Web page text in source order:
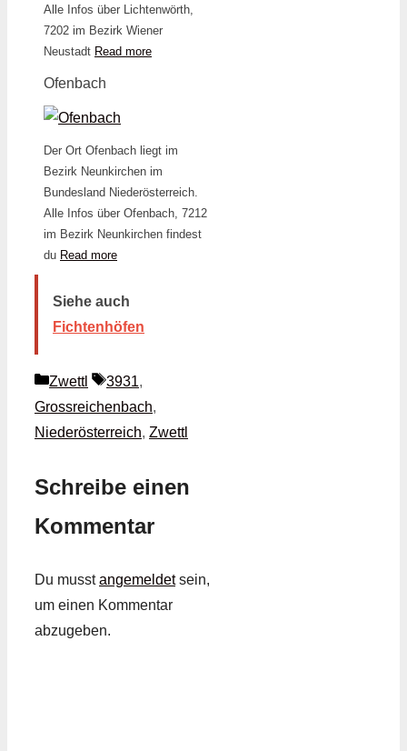
Alle Infos über Lichtenwörth,
7202 im Bezirk Wiener
Neustadt Read more
Ofenbach
Der Ort Ofenbach liegt im
Bezirk Neunkirchen im
Bundesland Niederösterreich.
Alle Infos über Ofenbach, 7212
im Bezirk Neunkirchen findest
du Read more
Siehe auch
Fichtenhöfen
Kategorien
Zwettl Schlagwörter
3931,
Grossreichenbach,
Niederösterreich, Zwettl
Schreibe einen
Kommentar
Du musstangemeldetsein,
um einen Kommentar
abzugeben.